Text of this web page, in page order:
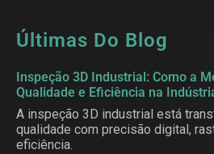
Últimas Do Blog
Inspeção 3D Industrial: Como a
Qualidade e Eficiência na
A inspeção 3D industrial está
qualidade com precisão digital,
eficiência.